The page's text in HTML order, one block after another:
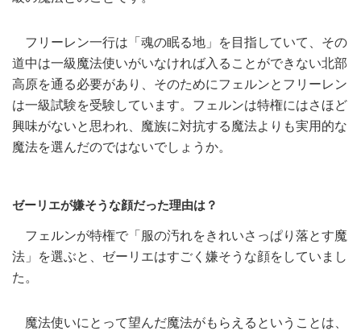
フリーレン一行は「魂の眠る地」を目指していて、その
道中は一級魔法使いがいなければ入ることができない北部
高原を通る必要があり、そのためにフェルンとフリーレン
は一級試験を受験しています。フェルンは特権にはさほど
興味がないと思われ、魔族に対抗する魔法よりも実用的な
魔法を選んだのではないでしょうか。
ゼーリエが嫌そうな顔だった理由は？
フェルンが特権で「服の汚れをきれいさっぱり落とす魔
法」を選ぶと、ゼーリエはすごく嫌そうな顔をしていまし
た。
魔法使いにとって望んだ魔法がもらえるということは、